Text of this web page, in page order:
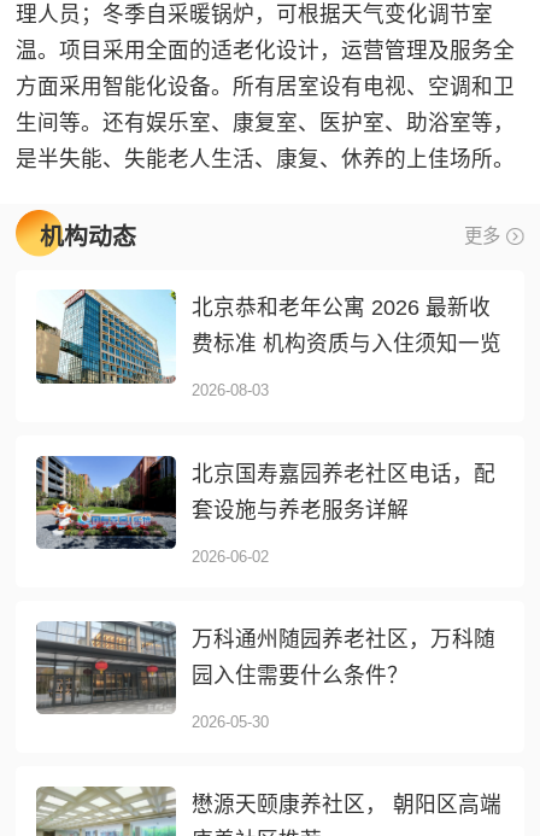
理人员；冬季自采暖锅炉，可根据天气变化调节室
温。项目采用全面的适老化设计，运营管理及服务全
方面采用智能化设备。所有居室设有电视、空调和卫
生间等。还有娱乐室、康复室、医护室、助浴室等，
是半失能、失能老人生活、康复、休养的上佳场所。
机构动态 更多
北京恭和老年公寓 2026 最新收
费标准 机构资质与入住须知一览
2026-08-03
北京国寿嘉园养老社区电话，配
套设施与养老服务详解
2026-06-02
万科通州随园养老社区，万科随
园入住需要什么条件？
2026-05-30
懋源天颐康养社区， 朝阳区高端